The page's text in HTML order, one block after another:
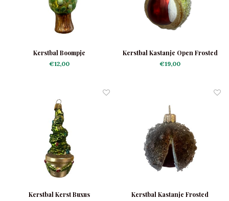
Kerstbal Boompje
€12,00
Kerstbal Kastanje Open Frosted
€19,00
Kerstbal Kerst Buxus Kerstbal Kastanje Frosted